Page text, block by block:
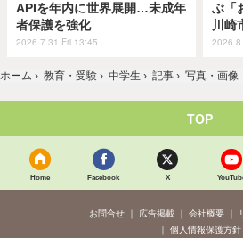
APIを年内に世界展開…未成年
者保護を強化
2026.7.31 Fri 13:45
ぶ「
川崎
ホーム › 教育・受験 › 中学生 › 記事 › 写真・画像
TOP
Home Facebook X
お問合せ 広告掲載 会社概要
個人情報保護方針